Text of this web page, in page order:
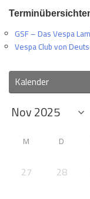
GSF – Das Vespa
Vespa Club von
Kalender
M D
27 28